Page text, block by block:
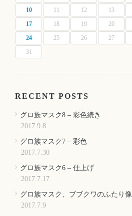
10
11 12 13
17
18 19 20
24
25 26 27
31
RECENT POSTS
グロ族マスク8 – 彩色続き
2017.9.8
グロ族マスク7 – 彩色
2017.7.30
グロ族マスク6 – 仕上げ
2017.7.17
グロ族マスク、ブブクワのふたり像
2017.7.9